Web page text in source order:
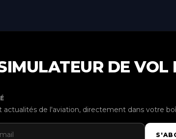
DE VOL
actualités de l'aviation, directement dans votre